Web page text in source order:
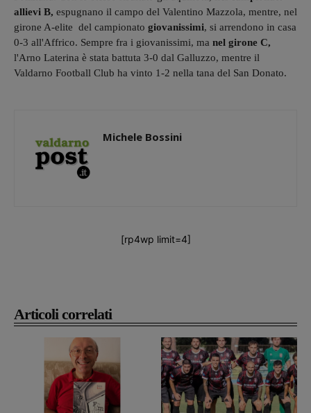
Articoli correlati
allievi B, espugnano il campo del Valentino Mazzola, mentre, nel
girone A-elite del campionato giovanissimi, si arrendono in casa
0-3 all'Affrico. Sempre fra i giovanissimi, ma nel girone C,
l'Arno Laterina è stata battuta 3-0 dal Galluzzo, mentre il
Valdarno Football Club ha vinto 1-2 nella tana del San Donato.
Michele Bossini
[rp4wp limit=4]